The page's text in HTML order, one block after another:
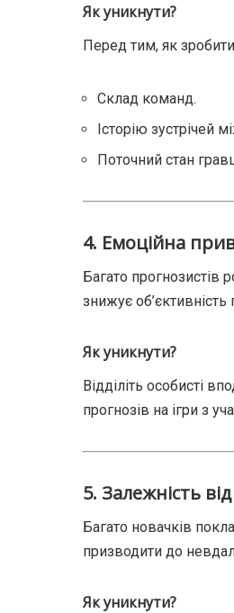
Як уникнути?
Перед тим, як
Склад команд.
Історію зустрічей
Поточний стан
4. Емоційна
Багато прогнозистів
знижує об’єктивність
Як уникнути?
Відділіть особисті
прогнозів на ігри з
5. Залежність
Багато новачків
призводити до
Як уникнути?